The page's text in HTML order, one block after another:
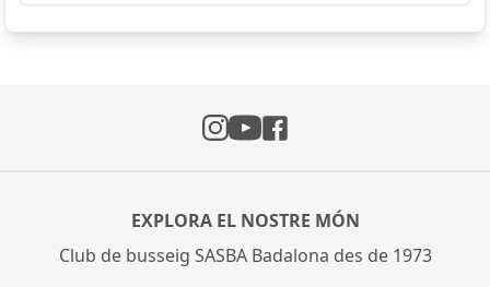
EXPLORA EL NOSTRE MÓN
Club de busseig SASBA Badalona des de 1973